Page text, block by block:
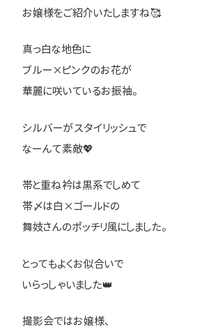
お嬢様をご紹介いたしますね🥰
真っ白な地色に
ブルー×ピンクのお花が
華麗に咲いているお振袖。
シルバーがスタイリッシュで
なーんて素敵💖
帯と重ね衿は黒系でしめて
帯〆は白×ゴールドの
舞妓さんのポッチリ風にしました。
とってもよくお似合いで
いらっしゃいました👑
撮影会ではお嬢様、